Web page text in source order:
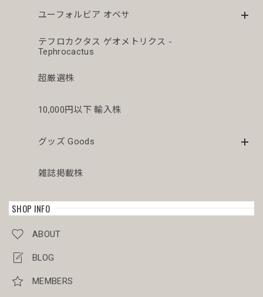
ユーフォルビア オベサ
テフロカクタス ゲオメトリクス -
Tephrocactus
超厳選株
10,000円以下 輸入株
グッズ Goods
雑誌掲載株
SHOP INFO
ABOUT
BLOG
MEMBERS